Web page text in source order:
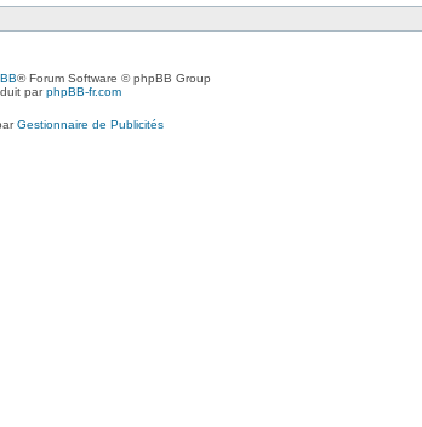
® Forum Software © phpBB Group
parphpBB-fr.com
Gestionnaire de Publicités